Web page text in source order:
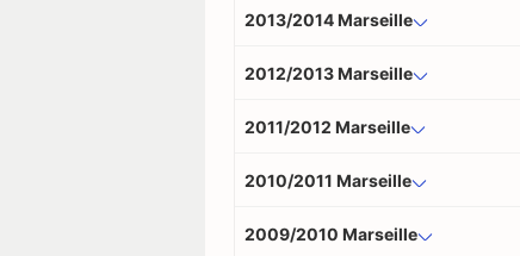
2013/2014 Marseille
2012/2013 Marseille
2011/2012 Marseille
2010/2011 Marseille
2009/2010 Marseille